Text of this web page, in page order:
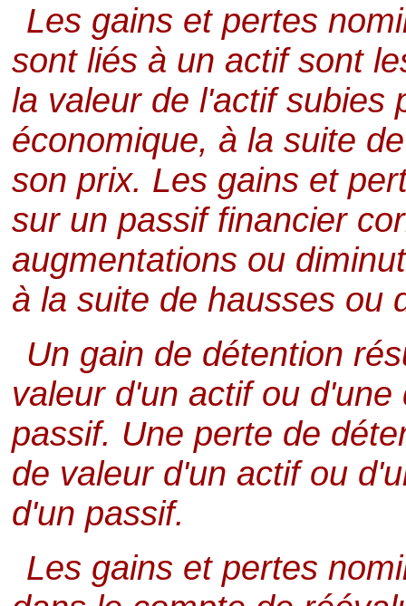
Les gains et pertes
sont liés à un actif sont
la valeur de l'actif subies
économique, à la suite
son prix. Les gains et
sur un passif financier
augmentations ou
à la suite de hausses ou
Un gain de détention
valeur d'un actif ou
passif. Une perte de
de valeur d'un actif ou
d'un passif.
Les gains et pertes